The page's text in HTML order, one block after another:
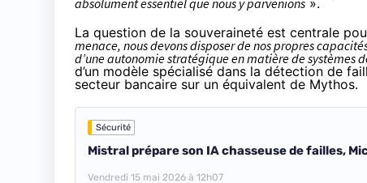
absolument essentiel que nous y parvenions ».
La question de la souveraineté est centrale
menace, nous devons disposer de nos propres
d’une autonomie stratégique en matière de systèmes
d’un modèle spécialisé dans la détection de
secteur bancaire sur un équivalent de Mythos.
Sécurité
Mistral prépare son IA chasseuse de failles,
Vendredi 15 mai 2026 à 12h07